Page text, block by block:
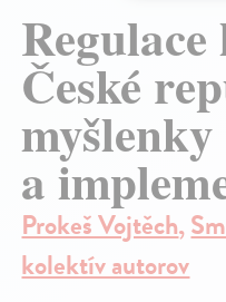
České
a
Prokeš Vojtěch,
kolektív autorov